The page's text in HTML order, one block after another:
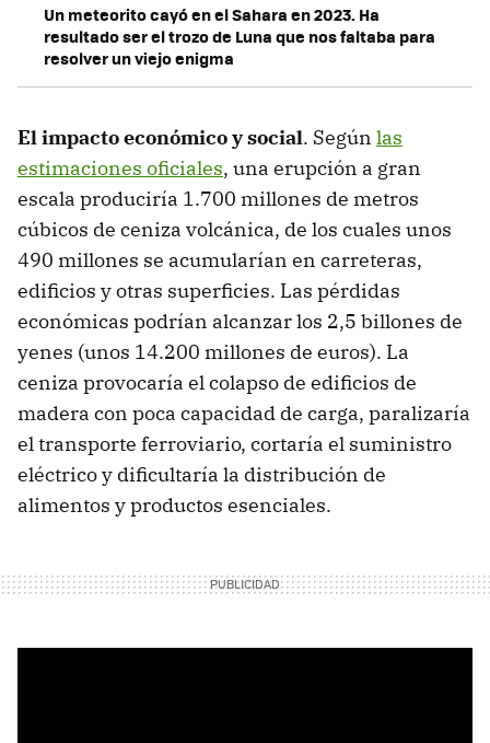
Un meteorito cayó en el Sahara en 2023. Ha
resultado ser el trozo de Luna que nos faltaba para
resolver un viejo enigma
El impacto económico y social. Según las
estimaciones oficiales, una erupción a gran
escala produciría 1.700 millones de metros
cúbicos de ceniza volcánica, de los cuales unos
490 millones se acumularían en carreteras,
edificios y otras superficies. Las pérdidas
económicas podrían alcanzar los 2,5 billones de
yenes (unos 14.200 millones de euros). La
ceniza provocaría el colapso de edificios de
madera con poca capacidad de carga, paralizaría
el transporte ferroviario, cortaría el suministro
eléctrico y dificultaría la distribución de
alimentos y productos esenciales.